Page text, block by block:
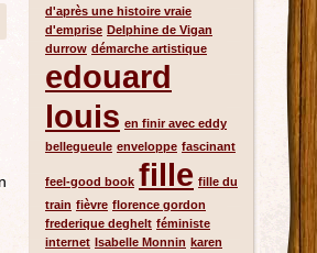
d'après une histoire vraie
d'emprise Delphine de Vigan
durrow démarche artistique
edouard
louis en finir avec eddy
bellegueule enveloppe fascinant
feel-good book fille fille du
train fièvre florence gordon
frederique deghelt féministe
internet Isabelle Monnin karen